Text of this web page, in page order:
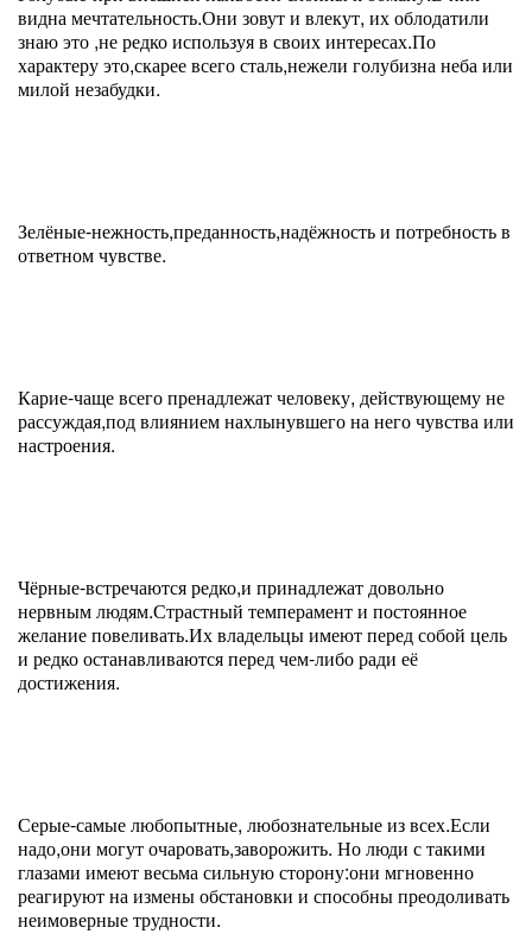
видна мечтательность.Они зовут и влекут, их облодатили
знаю это ,не редко используя в своих интересах.По
характеру это,скарее всего сталь,нежели голубизна неба или
милой незабудки.
Зелёные-нежность,преданность,надёжность и потребность в
ответном чувстве.
Карие-чаще всего пренадлежат человеку, действующему не
рассуждая,под влиянием нахлынувшего на него чувства или
настроения.
Чёрные-встречаются редко,и принадлежат довольно
нервным людям.Страстный темперамент и постоянное
желание повеливать.Их владельцы имеют перед собой цель
и редко останавливаются перед чем-либо ради её
достижения.
Серые-самые любопытные, любознательные из всех.Если
надо,они могут очаровать,заворожить. Но люди с такими
глазами имеют весьма сильную сторону:они мгновенно
реагируют на измены обстановки и способны преодоливать
неимоверные трудности.